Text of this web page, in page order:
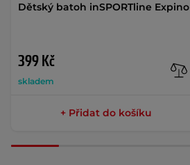
Dětský batoh inSPORTline Expino
399 Kč
skladem
+ Přidat do košíku